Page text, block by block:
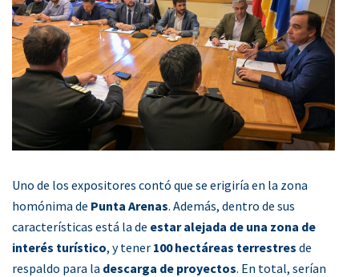
Uno de los expositores contó que se erigiría en la zona
homónima de Punta Arenas. Además, dentro de sus
características está la de estar alejada de una zona de
interés turístico, y tener 100 hectáreas terrestres de
respaldo para la descarga de proyectos. En total, serían